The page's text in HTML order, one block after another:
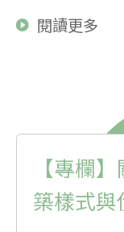
閱讀更多
【專欄
築樣式